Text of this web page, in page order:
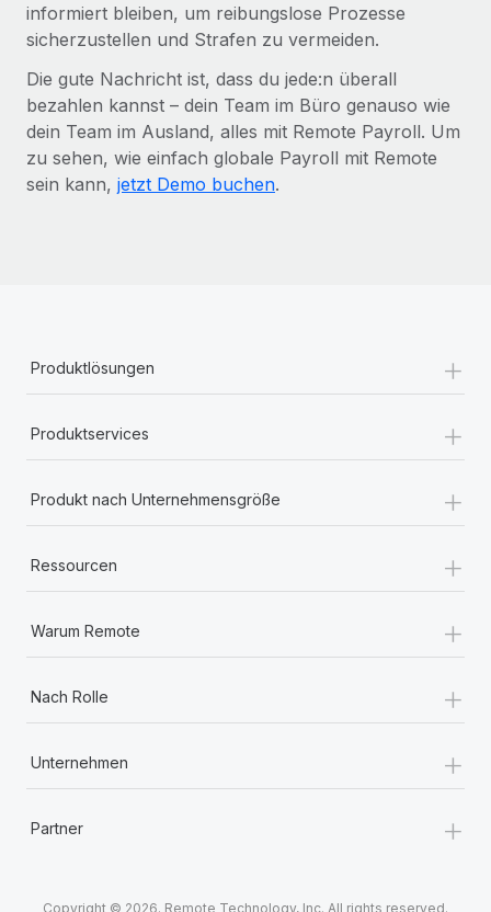
informiert bleiben, um reibungslose Prozesse
sicherzustellen und Strafen zu vermeiden.
Die gute Nachricht ist, dass du jede:n überall
bezahlen kannst – dein Team im Büro genauso wie
dein Team im Ausland, alles mit Remote Payroll. Um
zu sehen, wie einfach globale Payroll mit Remote
sein kann, jetzt Demo buchen.
Produktlösungen +
Produktservices +
Produkt nach Unternehmensgröße +
Ressourcen +
Warum Remote +
Nach Rolle +
Unternehmen +
Partner +
Copyright © 2026. Remote Technology, Inc. All rights reserved.